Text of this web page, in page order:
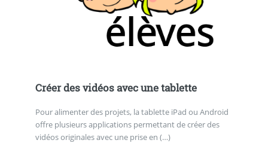
Créer des vidéos avec une tablette
Pour alimenter des projets, la tablette iPad ou Android
offre plusieurs applications permettant de créer des
vidéos originales avec une prise en (…)